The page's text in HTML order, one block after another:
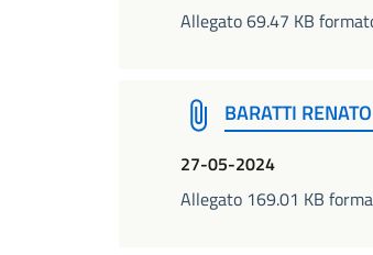
Allegato 69.47 KB
BARATTI
27-05-2024
Allegato 169.01 KB